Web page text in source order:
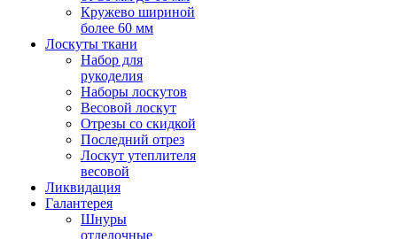
Кружево шириной
более 60 мм
Лоскуты ткани
Набор для
рукоделия
Наборы лоскутов
Весовой лоскут
Отрезы со скидкой
Последний отрез
Лоскут утеплителя
весовой
Ликвидация
Галантерея
Шнуры
отделочные